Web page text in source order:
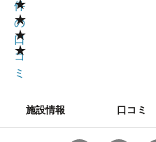
★
★
★
★
件
の
口
コ
ミ
施設情報 口コミ